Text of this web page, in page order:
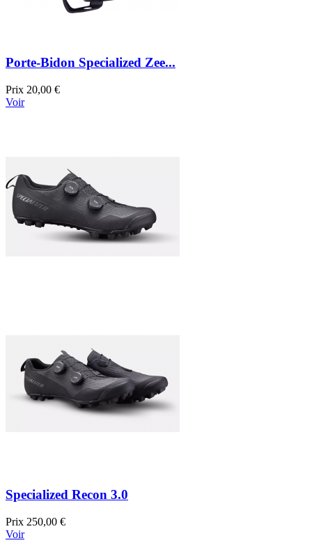
Porte-Bidon Specialized Zee...
Prix 20,00 €
Voir
Specialized Recon 3.0
Prix 250,00 €
Voir